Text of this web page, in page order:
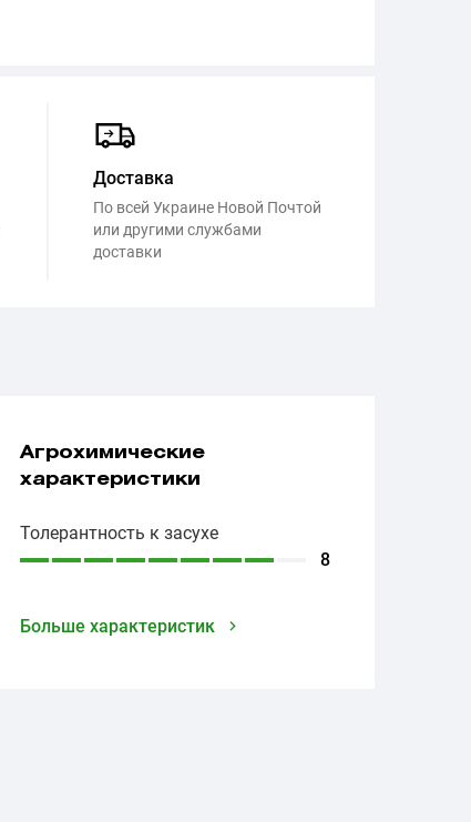
Доставка
По всей Украине Новой Почтой
или другими службами
доставки
Агрохимические
характеристики
Толерантность к засухе
8
Больше характеристик